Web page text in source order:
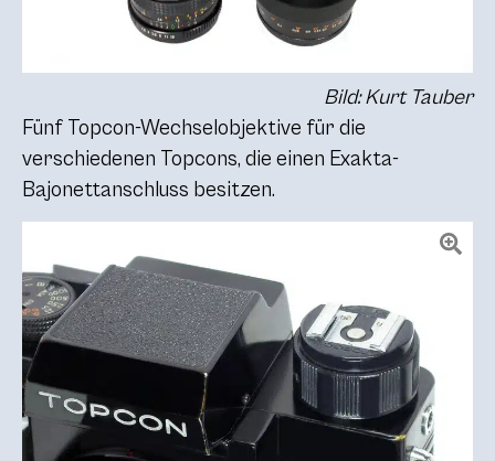
Bild: Kurt Tauber
Fünf Topcon-Wechselobjektive für die
verschiedenen Topcons, die einen Exakta-
Bajonettanschluss besitzen.